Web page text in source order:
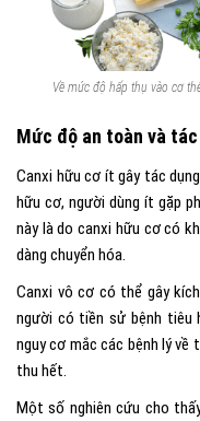
Về mức độ hấp thụ vào cơ
Mức độ an toàn và tác
Canxi hữu cơ ít gây tác
hữu cơ, người dùng ít gặp
này là do canxi hữu cơ có
dàng chuyển hóa.
Canxi vô cơ có thể gây
người có tiền sử bệnh tiêu
nguy cơ mắc các bệnh lý
thu hết.
Một số nghiên cứu cho